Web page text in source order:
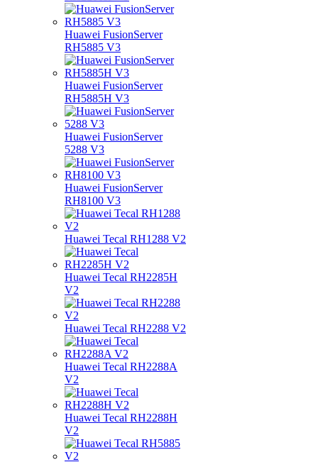
Huawei FusionServer
RH5885 V3
Huawei FusionServer
RH5885H V3
Huawei FusionServer
5288 V3
Huawei FusionServer
RH8100 V3
Huawei Tecal RH1288 V2
Huawei Tecal RH2285H
V2
Huawei Tecal RH2288 V2
Huawei Tecal RH2288A
V2
Huawei Tecal RH2288H
V2